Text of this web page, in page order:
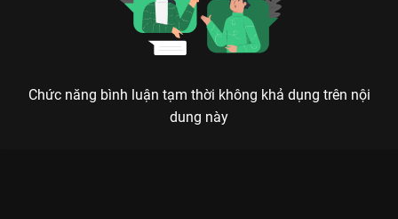
Chức năng bình luận tạm thời không khả dụng trên nội
dung này